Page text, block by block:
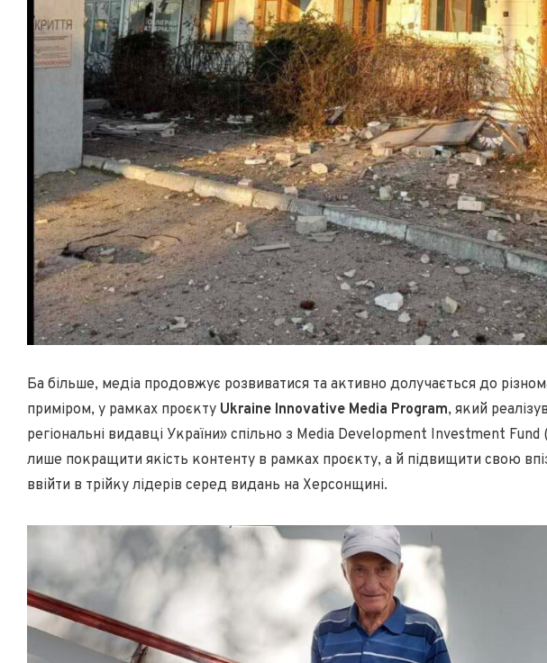
Ба більше, медіа продовжує розвиватися та активно долучається до
приміром, у рамках проєкту Ukraine Innovative Media Program, який
регіональні видавці України» спільно з Media Development Investment
лише покращити якість контенту в рамках проєкту, а й підвищити свою
ввійти в трійку лідерів серед видань на Херсонщині.